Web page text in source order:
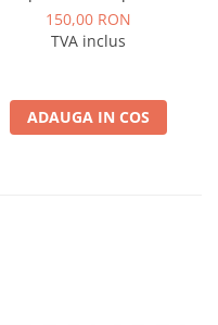
Logan / Sandero pentru
Navigatii multimedia
150,00 RON
TVA inclus
ADAUGA IN COS